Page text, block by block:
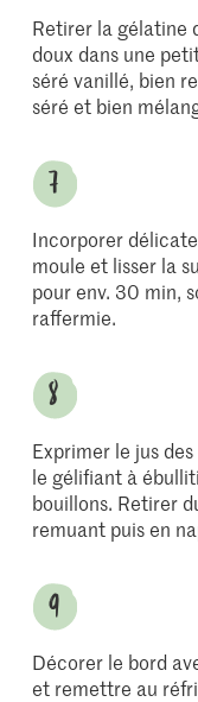
Retirer la gélatine
doux dans une
séré vanillé, bien
séré et bien
Incorporer
moule et lisser la
pour env. 30 min,
raffermie.
Exprimer le jus
le gélifiant à
bouillons. Retirer
remuant puis en
Décorer le bord
et remettre au